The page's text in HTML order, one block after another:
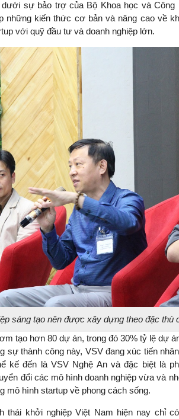
sự bảo trợ của Bộ Khoa học và Công
những kiến thức cơ bản và nâng cao về
với quỹ đầu tư và doanh nghiệp lớn.
sáng tạo nên được xây dựng theo đặc thù
tạo hơn 80 dự án, trong đó 30% tỷ lệ dự
sự thành công này, VSV đang xúc tiến
kế đến là VSV Nghệ An và đặc biệt là
đổi các mô hình doanh nghiệp vừa và
mô hình startup về phong cách sống.
thái khởi nghiệp Việt Nam hiện nay chỉ